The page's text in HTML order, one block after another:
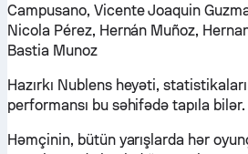
Campusano, Vicente Joaquin
Nicola Pérez, Hernán Muñoz,
Bastia Munoz
Hazırkı Nublens heyəti,
performansı bu səhifədə tapıla bilər.
Həmçinin, bütün yarışlarda hər